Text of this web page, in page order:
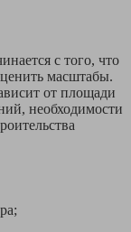
с того, что
масштабы.
от площади
необходимости